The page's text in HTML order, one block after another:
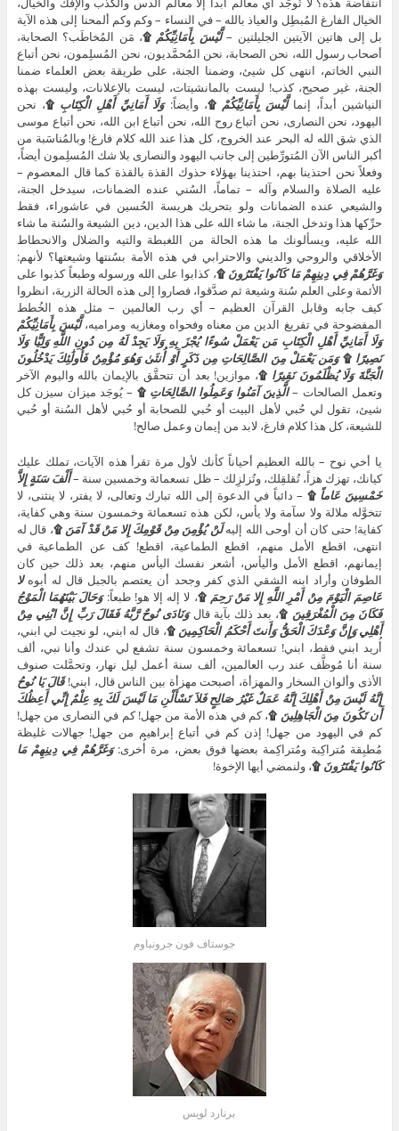
الخيال الفارغ المُبطِل والعياذ بالله – في النساء – وكم وكم ألمحنا إلى هذه الآية
بل إلى هاتين الآيتين الجليلتين –لَّيْسَ بِأَمَانِيِّكُمْ ۩، مَن المُخاطَب؟ الصحابة،
أصحاب رسول الله، نحن الصحابة، نحن المُحمَّديون، نحن المُسلِمون، نحن أتباع
النبي الخاتم، انتهى كل شيئ، وضمنا الجنة، على طريقة بعض العلماء ضمنا
الجنة، غير صحيح، كذب! ليست بالمانشيتات، ليست بالإعلانات، وليست بهذه
النياشين أبداً، إنما لَّيْسَ بِأَمَانِيِّكُمْ ۩، وأيضاً:وَلَا أَمَانِيِّ أَهْلِ الْكِتَابِ ۩، نحن
اليهود، نحن النصارى، نحن أتباع روح الله، نحن أتباع ابن الله، نحن أتباع موسى
الذي شق الله له البحر عند الخروج، كل هذا عند الله كلام فارغ! وبالمُناسَبة من
أكبر الناس الآن المُتورِّطين إلى جانب اليهود والنصارى بلا شك المُسلِمون أيضاً،
وفعلاً نحن احتذينا بهم، احتذينا بهؤلاء حذوك القذة بالقذة كما قال المعصوم –
عليه الصلاة والسلام وآله – تماماً، السُني عنده الضمانات، سيدخل الجنة،
والشيعي عنده الضمانات ولو بتحريك هريسة الحُسين في عاشوراء، فقط
حرِّكها هذا وتدخل الجنة، ما شاء الله على هذا الدين، دين الشيعة والسُنة ما شاء
الله عليه، ويسألونك ما هذه الحالة من اللغبطة والتيه والضلال والانحطاط
الأخلاقي والروحي والديني والاحترابي في هذه الأمة بسُنتها وشيعتها؟ لأنهم:
وَغَرَّهُمْ فِي دِينِهِمْ مَا كَانُوا يَفْتَرُونَ۩، كذابوا على الله ورسوله وطبعاً كذبوا على
الأئمة وعلى العلم سُنة وشيعة ثم صدَّقوا، فصاروا إلى هذه الحالة الزرية، انظروا
كيف جابه وقابل القرآن العظيم – أي رب العالمين – مثل هذه الخُطط
المفضوحة في تفريغ الدين من معناه وفحواه ومغازيه ومراميه، لَّيْسَ بِأَمَانِيِّكُمْ
وَلَا أَمَانِيِّ أَهْلِ الْكِتَابِ مَن يَعْمَلْ سُوءًا يُجْزَ بِهِ وَلَا يَجِدْ لَهُ مِن دُونِ اللَّهِ وَلِيًّا وَلَا
نَصِيرًا۩وَمَن يَعْمَلْ مِنَ الصَّالِحَاتِ مِن ذَكَرٍ أَوْ أُنثَىٰ وَهُوَ مُؤْمِنٌ فَأُولَٰئِكَ يَدْخُلُونَ
الْجَنَّةَ وَلَا يُظْلَمُونَ نَقِيرًا ۩، موازين! بعد أن تتحقَّق بالإيمان بالله واليوم الآخر
وتعمل الصالحات –الَّذِينَ آمَنُوا وَعَمِلُوا الصَّالِحَاتِ ۩ – يُوجَد ميزان سيزن كل
شيئ، تقول لي حُبي لأهل البيت أو حُبي للصحابة أو حُبي لأهل السُنة أو حُبي
للشيعة، كل هذا كلام فارغ، لابد من إيمان وعمل صالح!
يا أخي نوح – بالله العظيم أحياناً كأنك لأول مرة تقرأ هذه الآيات، تملك عليك
كيانك، تهزك هزاً، تُقلقِلك، وتُزلزِلك – ظل تسعمائة وخمسين سنة –أَلْفَ سَنَةٍ إِلاَّ
خَمْسِينَ عَاماً۩ – دائباً في الدعوة إلى الله تبارك وتعالى، لا يفتر، لا ينثنى، لا
تتخوَّله ملالة ولا سآمة ولا يأس، لكن هذه تسعمائة وخمسون سنة وهي كفاية،
كفاية! حتى كان أن أوحى الله إليه لَنْ يُؤْمِنَ مِنْ قَوْمِكَ إِلا مَنْ قَدْ آمَنَ۩، قال له
انتهى، اقطع الأمل منهم، اقطع الطماعية، اقطع! كف عن الطماعية في
إيمانهم، اقطع الأمل واليأس، أشعر نفسك اليأس منهم، بعد ذلك حين كان
الطوفان وأراد ابنه الشقي الذي كفر وجحد أن يعتصم بالجبل قال له أبوه لا
عَاصِمَ الْيَوْمَ مِنْ أَمْرِ اللَّهِ إِلا مَنْ رَحِمَ۩، لا إله إلا هو! طبعاً: وَحَالَ بَيْنَهُمَا الْمَوْجُ
فَكَانَ مِنَ الْمُغْرَقِينَ ۩، بعد ذلك بآية قالوَنَادَى نُوحٌ رَّبَّهُ فَقَالَ رَبِّ إِنَّ ابْنِي مِنْ
أَهْلِي وَإِنَّ وَعْدَكَ الْحَقُّ وَأَنتَ أَحْكَمُ الْحَاكِمِينَ ۩، قال له ابني، لو نجيت لي ابني،
أُريد ابني فقط، ابني! تسعمائة وخمسون سنة تشفع لي عندك وأنا نبي، ألف
سنة أنا مُوظَّف عند رب العالمين، ألف سنة أعمل ليل نهار، وتحمَّلت صنوف
الأذى وألوان السخار والمهزأة، أصبحت مهزأة بين الناس قال، ابني!قَالَ يَا نُوحُ
إِنَّهُ لَيْسَ مِنْ أَهْلِكَ إِنَّهُ عَمَلٌ غَيْرُ صَالِحٍ فَلاَ تَسْأَلْنِ مَا لَيْسَ لَكَ بِهِ عِلْمٌ إِنِّي أَعِظُكَ
أَن تَكُونَ مِنَ الْجَاهِلِينَ ۩، كم في هذه الأمة من جهل! كم في النصارى من جهل!
كم في اليهود من جهل! إذن كم في أتباع إبراهيم من جهل! جهالات غليظة
مُطبِقة مُتراكِبة ومُتراكِمة بعضها فوق بعض، مرة أُخرى:وَغَرَّهُمْ فِي دِينِهِمْ مَا
كَانُوا يَفْتَرُونَ ۩، ولنمضي أيها الإخوة!
جوستاف فون جرونباوم
برنارد لويس